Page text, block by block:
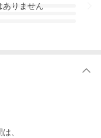
、軽量で汎用性の高
ありません
、